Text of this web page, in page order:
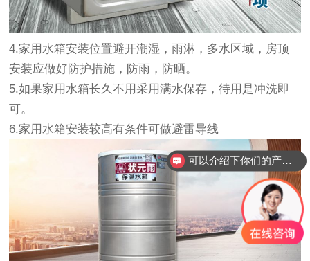
4.家用水箱安装位置避开潮湿，雨淋，多水区域，房顶
安装应做好防护措施，防雨，防晒。
5.如果家用水箱长久不用采用满水保存，待用是冲洗即
可。
6.家用水箱安装较高有条件可做避雷导线
可以介绍下你们的产品么？